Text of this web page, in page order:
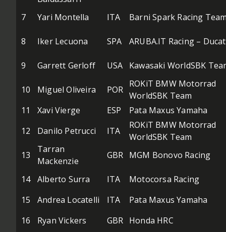
7
Yari Montella ITA Barni Spark Racing
8 Iker Lecuona SPA ARUBA.IT Racing –
9 Garrett Gerloff USA Kawasaki WorldSBK
10 Miguel Oliveira POR
ROKiT BMW Motorrad
WorldSBK Team
11
Xavi Vierge ESP
Pata Maxus Yamaha
12
Danilo Petrucci ITA
ROKiT BMW Motorrad
WorldSBK Team
13
Tarran
Mackenzie
GBR MGM Bonovo Racing
14 Alberto Surra ITA
Motocorsa Racing
15
Andrea Locatelli ITA
Pata Maxus Yamaha
16
Ryan Vickers GBR Honda HRC